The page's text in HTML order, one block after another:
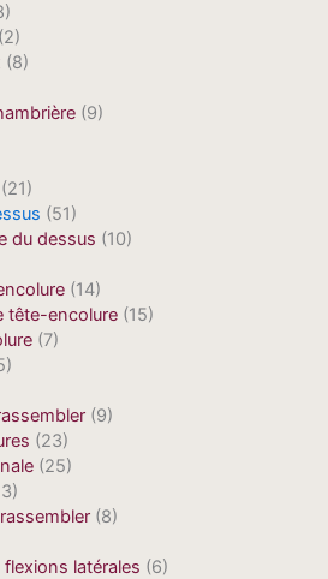
(2)
(8)
(9)
(21)
(51)
du dessus (10)
(14)
tête-encolure (15)
(7)
(9)
(23)
(25)
(8)
latérales (6)